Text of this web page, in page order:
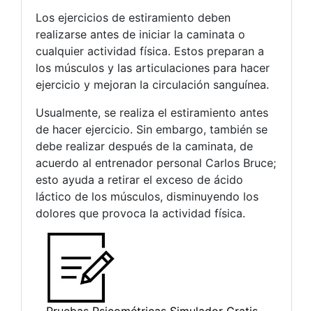
Los ejercicios de estiramiento deben
realizarse antes de iniciar la caminata o
cualquier actividad física. Estos preparan a
los músculos y las articulaciones para hacer
ejercicio y mejoran la circulación sanguínea.
Usualmente, se realiza el estiramiento antes
de hacer ejercicio. Sin embargo, también se
debe realizar después de la caminata, de
acuerdo al entrenador personal Carlos Bruce;
esto ayuda a retirar el exceso de ácido
láctico de los músculos, disminuyendo los
dolores que provoca la actividad física.